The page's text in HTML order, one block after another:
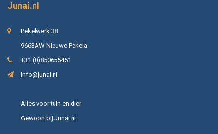
Junai.nl
Pekelwerk 38
9663AW Nieuwe Pekela
+31 (0)850655451
info@junai.nl
Alles voor tuin en dier
Gewoon bij Junai.nl